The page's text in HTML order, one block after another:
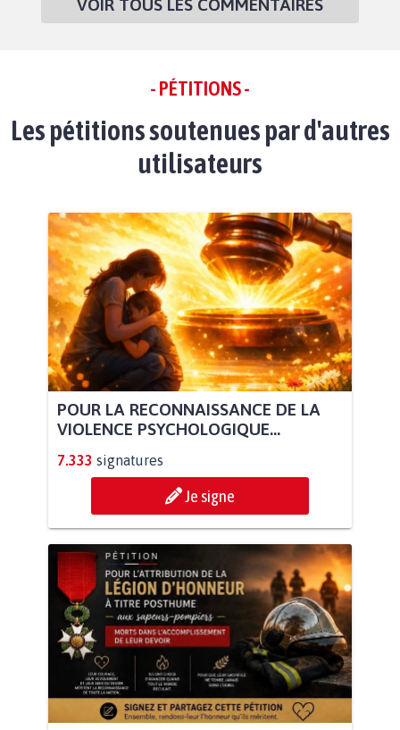
VOIR TOUS LES COMMENTAIRES
- PÉTITIONS -
Les pétitions soutenues par d'autres
utilisateurs
POUR LA RECONNAISSANCE DE LA
VIOLENCE PSYCHOLOGIQUE...
7.333 signatures
Je signe